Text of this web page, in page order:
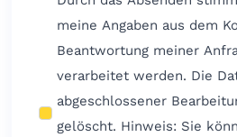
meine Angaben aus dem
Beantwortung meiner
verarbeitet werden. Die
abgeschlossener
gelöscht. Hinweis: Sie können Ihre